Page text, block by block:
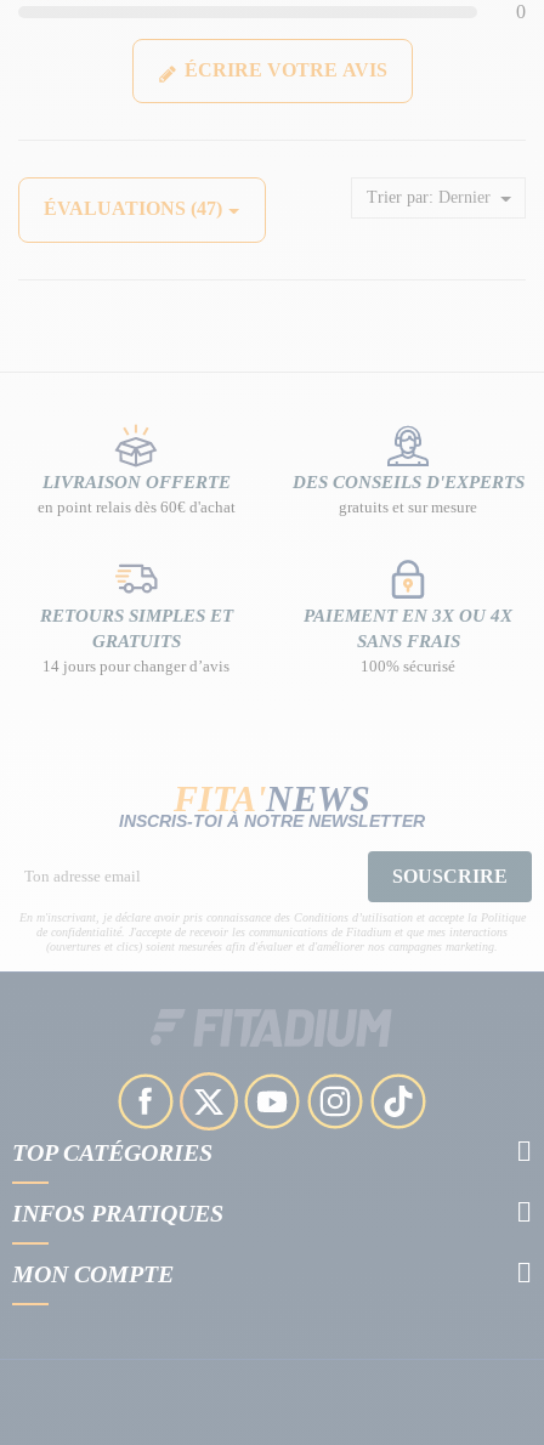
0
ÉCRIRE VOTRE AVIS
ÉVALUATIONS (47)
Trier par: Dernier
LIVRAISON OFFERTE
en point relais dès 60€ d'achat
DES CONSEILS D'EXPERTS
gratuits et sur mesure
RETOURS SIMPLES ET
GRATUITS
14 jours pour changer d’avis
PAIEMENT EN 3X OU 4X
SANS FRAIS
100% sécurisé
FITA'NEWS
INSCRIS-TOI À NOTRE NEWSLETTER
SOUSCRIRE
En m'inscrivant, je déclare avoir pris connaissance des Conditions d’utilisation et accepte la Politique
de confidentialité. J'accepte de recevoir les communications de Fitadium et que mes interactions
(ouvertures et clics) soient mesurées afin d'évaluer et d'améliorer nos campagnes marketing.
TOP CATÉGORIES
INFOS PRATIQUES
MON COMPTE